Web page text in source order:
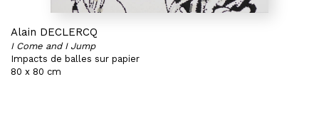
Alain DECLERCQ
I Come and I Jump
Impacts de balles sur papier
80 x 80 cm